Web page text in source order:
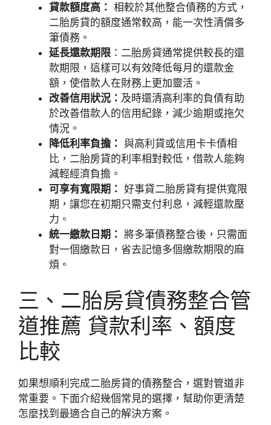
貸款額度高： 相較於其他整合債務的方式，
二胎房貸的額度通常較高，能一次性清償多
筆債務。
延長還款期限 ：二胎房貸通常提供較長的還
款期限，這樣可以有效降低每月的還款金
額，使借款人在財務上更加靈活。
改善信用狀況： 及時還清高利率的負債有助
於改善借款人的信用紀錄，減少逾期或拖欠
情況。
降低利率負擔： 與高利貸或信用卡卡債相
比，二胎房貸的利率相對較低，借款人能夠
減輕經濟負擔。
可享有寬限期： 好事貸二胎房貸有提供寬限
期，讓您在初期只需支付利息，減輕還款壓
力。
統一繳款日期： 將多筆債務整合後，只需面
對一個繳款日，省去記憶多個繳款期限的麻
煩。
三、二胎房貸債務整合管
道推薦 貸款利率、額度
比較
如果想順利完成二胎房貸的債務整合，選對管道非
常重要。下面介紹幾個常見的選擇，幫助你更清楚
怎麼找到最適合自己的解決方案。